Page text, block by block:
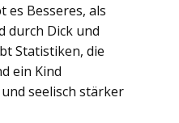
es Besseres, als
durch Dick und
Statistiken, die
ein Kind
seelisch stärker